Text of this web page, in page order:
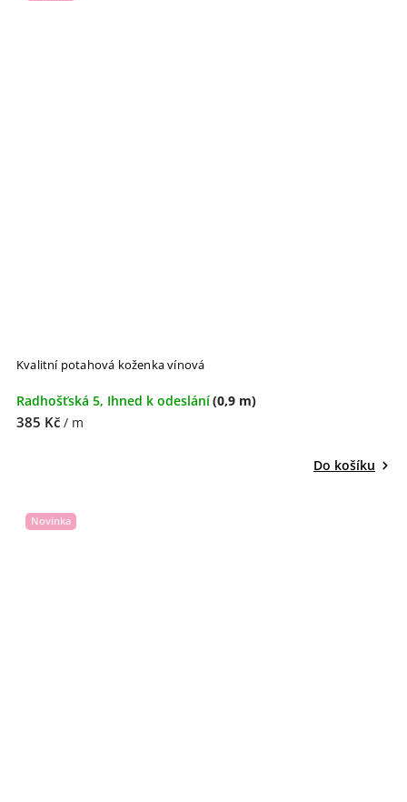
Kvalitní potahová koženka vínová
Radhošťská 5, Ihned k odeslání(0,9 m)
385 Kč / m
Do košíku
Novinka